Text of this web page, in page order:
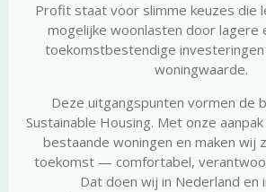
Profit staat voor slimme keuzes die
mogelijke woonlasten door lagere
toekomstbestendige
woningwaarde.
Deze uitgangspunten vormen de
Sustainable Housing. Met onze
bestaande woningen en maken wij
toekomst — comfortabel,
Dat doen wij in Nederland en